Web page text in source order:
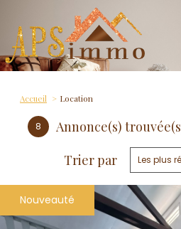
Accueil
Accueil Location
8
Annonce(s)
Trier par
Les plus
Nouveauté